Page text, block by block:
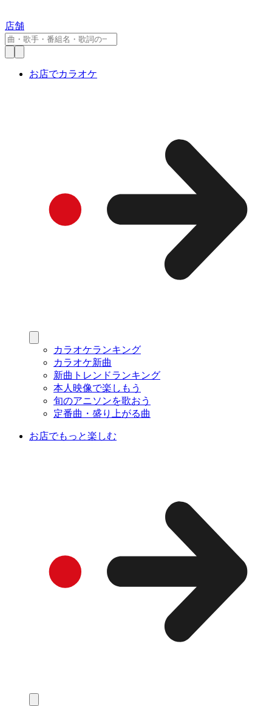
店舗
お店でカラオケ
カラオケランキング
カラオケ新曲
新曲トレンドランキング
本人映像で楽しもう
旬のアニソンを歌おう
定番曲・盛り上がる曲
お店でもっと楽しむ